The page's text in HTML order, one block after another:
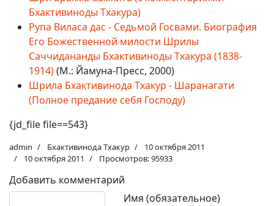
Бхактивиноды Тхакура)
Рупа Виласа дас - Седьмой Госвами. Биография
Его Божественной милости Шрилы
Саччидананды Бхактивиноды Тхакура (1838-
1914)(М.: Йамуна-Пресс, 2000)
Шрила Бхактивинода Тхакур - Шаранагати
(Полное предание себя Господу)
{jd_file file==543}
admin Бхактивинода Тхакур
10 октября 2011
10 октября 2011
Просмотров: 95933
Добавить комментарий
Имя (обязательное)
Текст комментария